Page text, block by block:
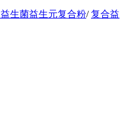
生菌益生元复合粉/ 复合益